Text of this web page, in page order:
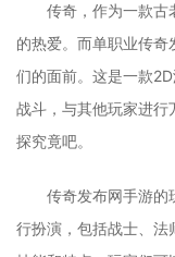
传奇，作为一款古
的热爱。而单职业传
们的面前。这是一款
战斗，与其他玩家进行
探究竟吧。
传奇发布网手游的
行扮演，包括战士、法